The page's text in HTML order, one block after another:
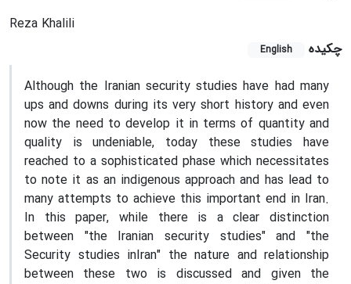
Reza Khalili
چکیده
English
Although the Iranian security studies have had many
ups and downs during its very short history and even
now the need to develop it in terms of quantity and
quality is undeniable, today these studies have
reached to a sophisticated phase which necessitates
to note it as an indigenous approach and has lead to
many attempts to achieve this important end in Iran.
In this paper, while there is a clear distinction
between "the Iranian security studies" and "the
Security studies inIran" the nature and relationship
between these two is discussed and given the